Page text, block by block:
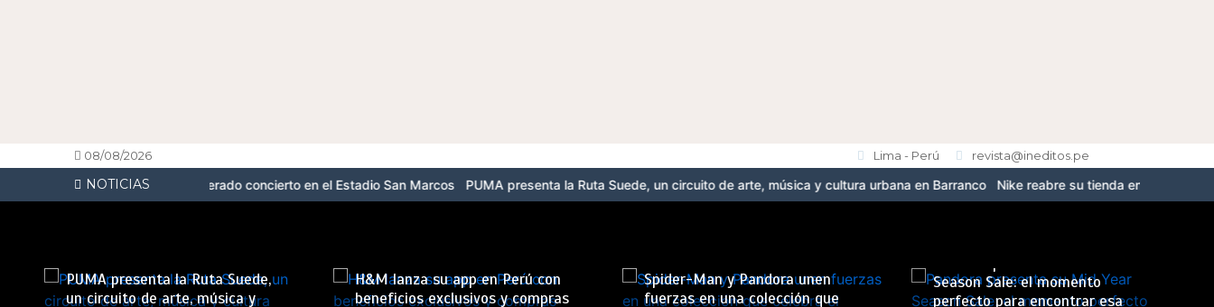
08/08/2026 Lima - Perú revista@ineditos.pe
NOTICIAS
Perú con un esperado concierto en el Estadio San Marcos PUMA presenta la Ruta Suede, un circuito de arte, música y cultura urbana en Barranco Nike reabre su tienda en Jockey Plaza con el
PUMA presenta la Ruta Suede,
un circuito de arte, música y
H&M lanza su app en Perú con
beneficios exclusivos y compras
Spider-Man y Pandora unen
fuerzas en una colección que
Pandora presenta su Mid Year
Season Sale: el momento
perfecto para encontrar esa